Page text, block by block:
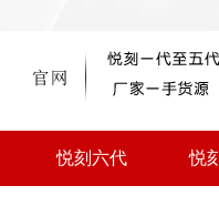
悦刻六代 悦